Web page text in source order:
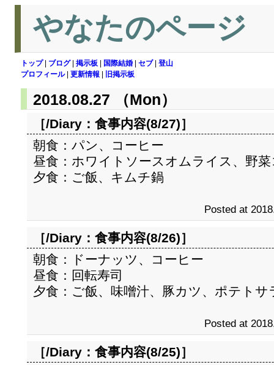
やなたのページ
トップ| ブログ| 掲示板 国際結婚 セブ| 登山
プロフィール| 更新情報 旧掲示板
2018.08.27 （Mon）
［/Diary： 食事内容(8/27)］
朝食：パン、コーヒー
昼食：ホワイトソースオムライス、野
夕食：ご飯、キムチ鍋
Posted at
［/Diary： 食事内容(8/26)］
朝食：ドーナッツ、コーヒー
昼食：回転寿司
夕食：ご飯、味噌汁、豚カツ、ポテトサ
Posted at
［/Diary： 食事内容(8/25)］